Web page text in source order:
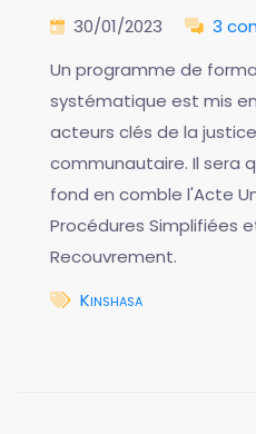
30/01/2023 3
Un programme de
systématique est mis
acteurs clés de la
communautaire. Il sera
fond en comble l'Acte
Procédures Simplifiées
Recouvrement.
Kinshasa